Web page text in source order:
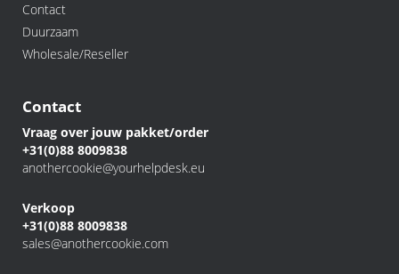
Contact
Duurzaam
Wholesale/Reseller
Contact
Vraag over jouw pakket/order
+31(0)88 8009838
anothercookie@yourhelpdesk.eu
Verkoop
+31(0)88 8009838
sales@anothercookie.com